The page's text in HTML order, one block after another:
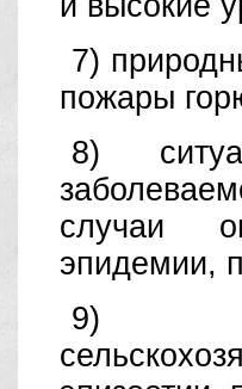
7)
пожары
8)
случаи
эпидемии,
9)